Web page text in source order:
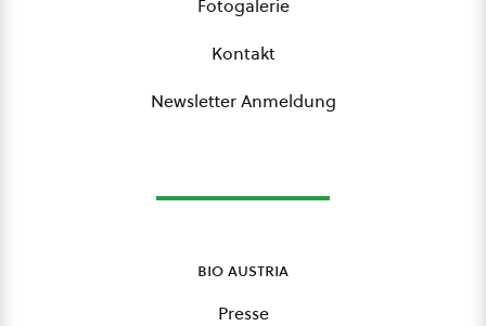
Fotogalerie
Kontakt
Newsletter Anmeldung
bio austria
Presse